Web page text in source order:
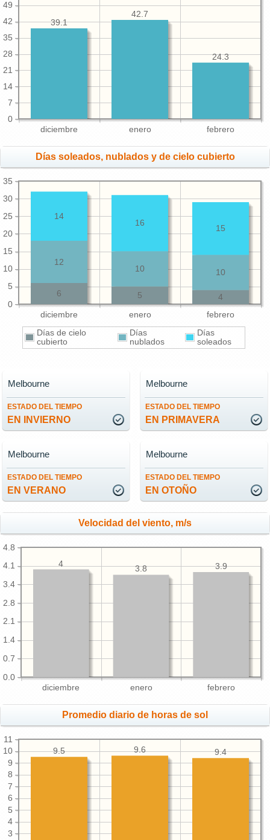
diciembre enero febrero
0
7
14
21
28
35
42
49
24.3
42.7
39.1
Días soleados, nublados y de cielo cubierto
diciembre enero febrero
0
5
10
15
20
25
30
35
4
5
6
10
10
12
15
16
14
Días de cielo
cubierto
Días
nublados
Días
soleados
ESTADO DEL TIEMPO
EN INVIERNO
Melbourne
ESTADO DEL TIEMPO
EN PRIMAVERA
Melbourne
ESTADO DEL TIEMPO
EN VERANO
Melbourne
ESTADO DEL TIEMPO
EN OTOÑO
Melbourne
Velocidad del viento, m/s
diciembre enero febrero
0.0
0.7
1.4
2.1
2.8
3.4
4.1
4.8
3.9
3.8
4
Promedio diario de horas de sol
3
4
5
6
7
8
9
10
11
9.4
9.6
9.5